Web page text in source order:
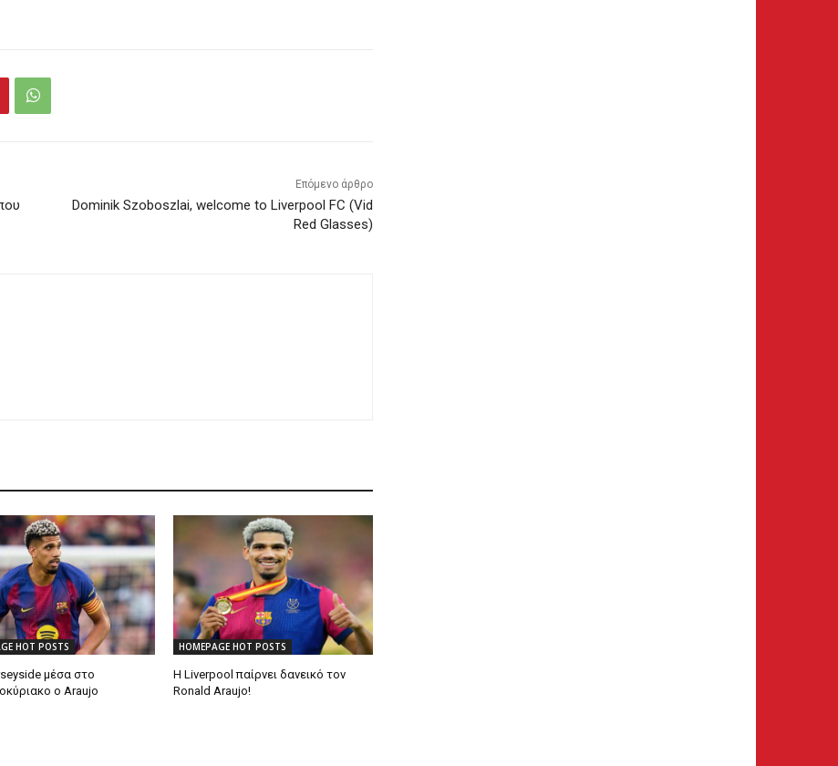
Επόμενο άρθρο
Dominik Szoboszlai, welcome to Liverpool FC (Vid
Red Glasses)
HOT POSTS
μέσα στο
ο Araujo
HOMEPAGE HOT POSTS
Η Liverpool παίρνει δανεικό τον
Ronald Araujo!